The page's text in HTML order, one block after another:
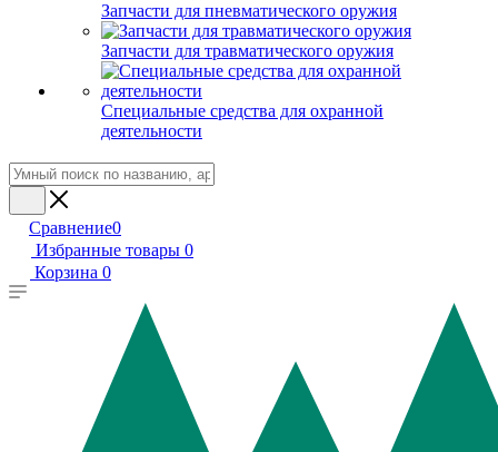
Запчасти для пневматического оружия
Запчасти для травматического оружия
Специальные средства для охранной
деятельности
Сравнение0
Избранные товары 0
Корзина 0